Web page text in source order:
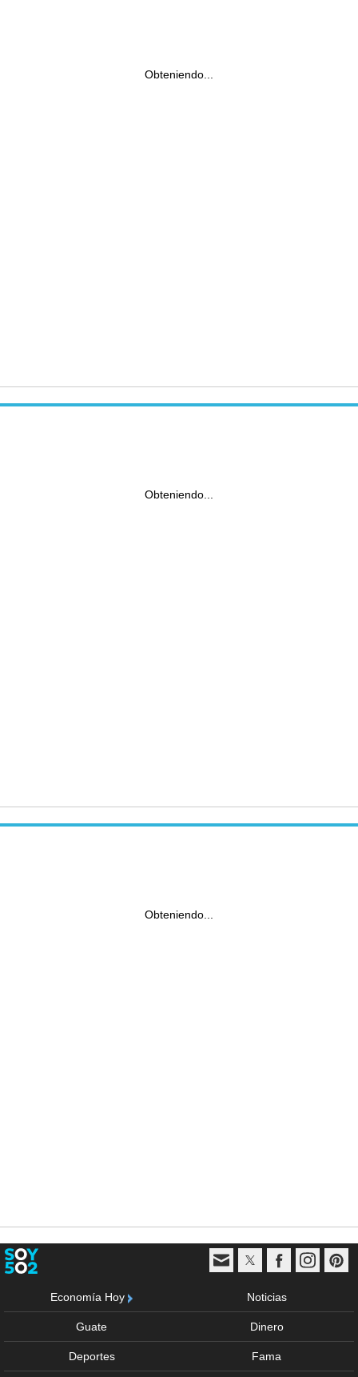
Obteniendo...
Obteniendo...
Obteniendo...
Economía Hoy Noticias
Guate Dinero
Deportes Fama